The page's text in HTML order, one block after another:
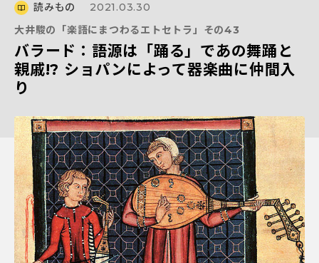
読みもの
2021.03.30
大井駿の「楽語にまつわるエトセトラ」その43
バラード：語源は「踊る」であの舞踊と
親戚!? ショパンによって器楽曲に仲間入
り